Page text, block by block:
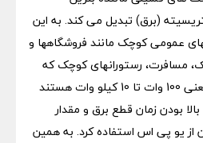
(برق) تبدیل می کند. به این
عمومی کوچک مانند فروشگاهها و
مسافرت، رستورانهای کوچک که
نیاز به برق با جریان پایین یعنی 100 وات تا 10 کیلو وات هستند
بودن زمان قطع برق و مقدار
یو پی اس استفاده کرد. به همین